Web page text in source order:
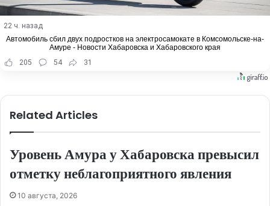
22 ч. назад
Автомобиль сбил двух подростков на электросамокате в Комсомольске-на-
Амуре - Новости Хабаровска и Хабаровского края
205
54 31
Related Articles
Уровень Амура у Хабаровска превысил
отметку неблагоприятного явления
10 августа, 2026